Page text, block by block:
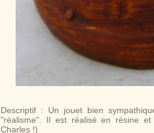
Descriptif : Un jouet bien
"réalisme". Il est réalisé en résine
Charles !)